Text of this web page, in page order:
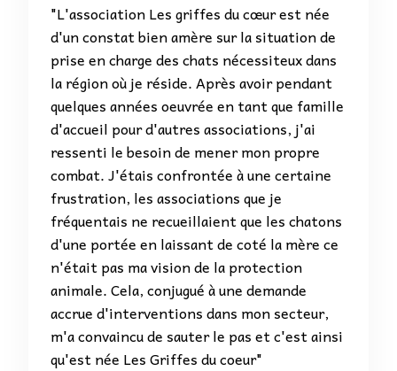
"L'association Les griffes du cœur est née
d'un constat bien amère sur la situation de
prise en charge des chats nécessiteux dans
la région où je réside. Après avoir pendant
quelques années oeuvrée en tant que famille
d'accueil pour d'autres associations, j'ai
ressenti le besoin de mener mon propre
combat. J'étais confrontée à une certaine
frustration, les associations que je
fréquentais ne recueillaient que les chatons
d'une portée en laissant de coté la mère ce
n'était pas ma vision de la protection
animale. Cela, conjugué à une demande
accrue d'interventions dans mon secteur,
m'a convaincu de sauter le pas et c'est ainsi
qu'est née Les Griffes du coeur"